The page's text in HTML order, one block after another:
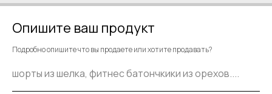
Опишите ваш продукт
Подробно опишите что вы продаете или хотите продавать?